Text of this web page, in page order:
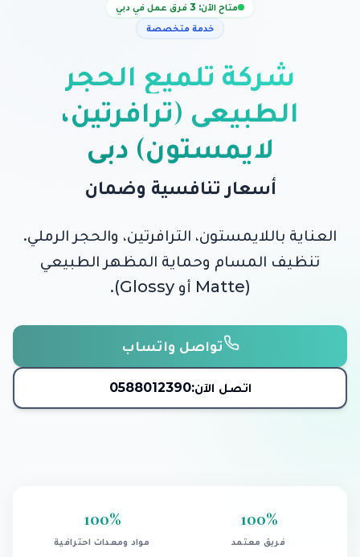
متاح الآن: 3 فرق عمل في دبي
خدمة متخصصة
شركة تلميع الحجر
الطبيعي (ترافرتين،
لايمستون) دبي
أسعار تنافسية وضمان
العناية باللايمستون، الترافرتين، والحجر الرملي.
تنظيف المسام وحماية المظهر الطبيعي
(Matte أو Glossy).
تواصل واتساب
اتصل الآن:0588012390
100%
فريق معتمد
100%
مواد ومعدات احترافية